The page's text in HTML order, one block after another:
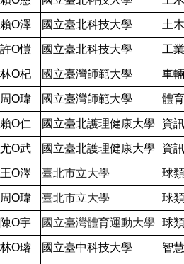
賴O澤 國立臺北科技大學 土
許O愷 國立臺北科技大學 工
林O杞 國立臺灣師範大學 車
周O瑋 國立臺灣師範大學 體
賴O仁 國立臺北護理健康大學 資
尤O武 國立臺北護理健康大學 資
王O澤 臺北市立大學 球
周O瑋 臺北市立大學 球
陳O宇 國立臺灣體育運動大學 球
林O璿 國立臺中科技大學 智